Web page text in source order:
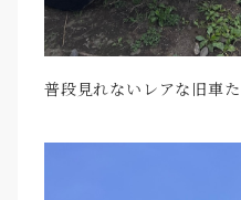
普段見れないレアな旧車